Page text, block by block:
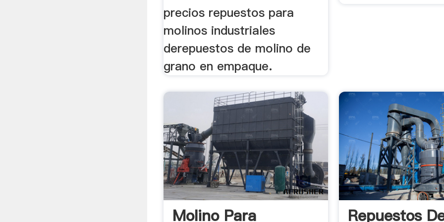
precios repuestos para
molinos industriales
derepuestos de molino de
grano en empaque.
Molino Para Repuestos